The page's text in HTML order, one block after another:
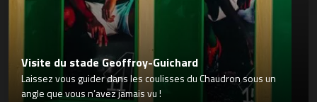
Visite du stade Geoffroy-Guichard
Laissez vous guider dans les coulisses du Chaudron sous un
angle que vous n’avez jamais vu !